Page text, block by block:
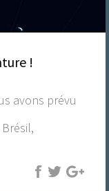
!
avons prévu